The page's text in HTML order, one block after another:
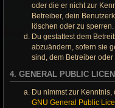
oder die er nicht zur
Betreiber, dein
löschen oder zu sperren.
Du gestattest dem
abzuändern, sofern sie
sind, dem Betreiber
4. GENERAL PUBLIC
Du nimmst zur
GNU General Public